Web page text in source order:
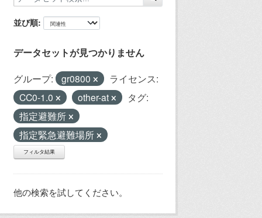
並び順
データセットが見つかりません
グループ: gr0800
ライセンス:
CC0-1.0
other-at
タグ:
指定避難所
指定緊急避難場所
フィルタ結果
他の検索を試してください。